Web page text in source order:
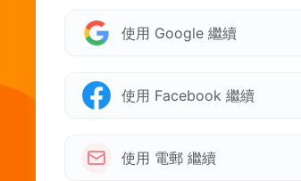
使用 Google 繼續
使用 Facebook 繼續
使用 電郵 繼續